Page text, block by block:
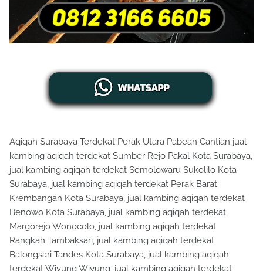
Aqiqah Surabaya Terdekat Perak Utara Pabean Cantian jual
kambing aqiqah terdekat Sumber Rejo Pakal Kota Surabaya,
jual kambing aqiqah terdekat Semolowaru Sukolilo Kota
Surabaya, jual kambing aqiqah terdekat Perak Barat
Krembangan Kota Surabaya, jual kambing aqiqah terdekat
Benowo Kota Surabaya, jual kambing aqiqah terdekat
Margorejo Wonocolo, jual kambing aqiqah terdekat
Rangkah Tambaksari, jual kambing aqiqah terdekat
Balongsari Tandes Kota Surabaya, jual kambing aqiqah
terdekat Wiyung Wiyung, jual kambing aqiqah terdekat